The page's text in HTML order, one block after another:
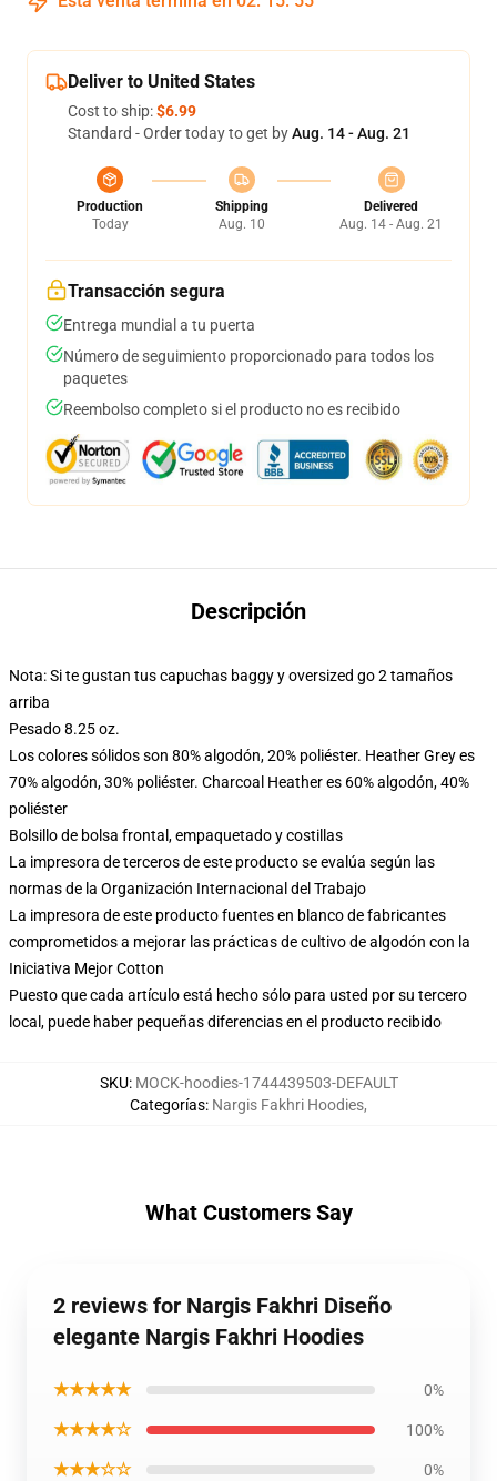
Deliver to United States
Cost to ship:$6.99
Standard - Order today to get byAug. 14 - Aug. 21
Production
Today
Shipping
Aug. 10
Delivered
Aug. 14 - Aug. 21
Transacción segura
Entrega mundial a tu puerta
Número de seguimiento proporcionado para todos los
paquetes
Reembolso completo si el producto no es recibido
Descripción
Nota: Si te gustan tus capuchas baggy y oversized go 2 tamaños
arriba
Pesado 8.25 oz.
Los colores sólidos son 80% algodón, 20% poliéster. Heather Grey es
70% algodón, 30% poliéster. Charcoal Heather es 60% algodón, 40%
poliéster
Bolsillo de bolsa frontal, empaquetado y costillas
La impresora de terceros de este producto se evalúa según las
normas de la Organización Internacional del Trabajo
La impresora de este producto fuentes en blanco de fabricantes
comprometidos a mejorar las prácticas de cultivo de algodón con la
Iniciativa Mejor Cotton
Puesto que cada artículo está hecho sólo para usted por su tercero
local, puede haber pequeñas diferencias en el producto recibido
SKU: MOCK-hoodies-1744439503-DEFAULT
Categorías: Nargis Fakhri Hoodies,
What Customers Say
2 reviews for Nargis Fakhri Diseño
elegante Nargis Fakhri Hoodies
★★★★★ 0%
★★★★☆ 100%
★★★☆☆ 0%